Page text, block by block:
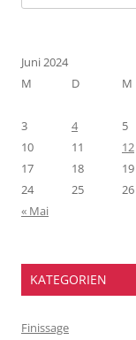
nach:
Juni 2024
M
D M
3
4 5
10
11 12
17
18 19
24
25 26
« Mai
KATEGORIEN
Finissage